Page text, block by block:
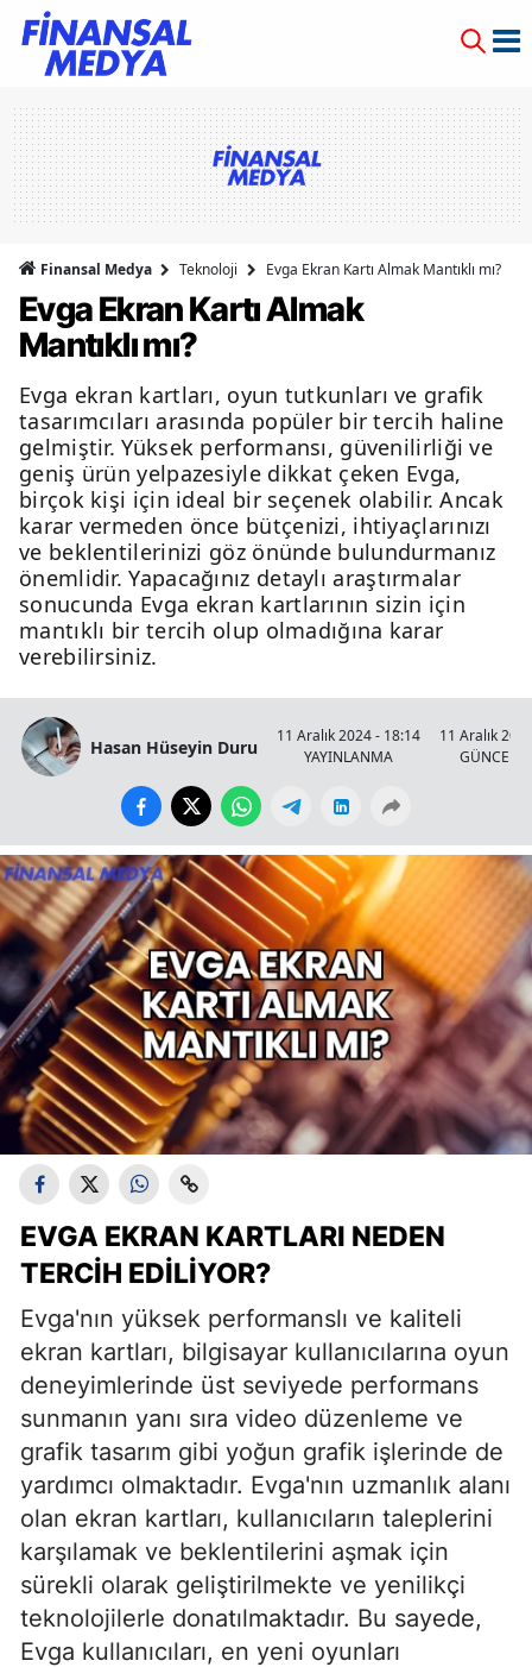
Finansal Medya Teknoloji Evga Ekran Kartı Almak Mantıklı mı?
Evga Ekran Kartı Almak
Mantıklı mı?
Evga ekran kartları, oyun tutkunları ve grafik
tasarımcıları arasında popüler bir tercih haline
gelmiştir. Yüksek performansı, güvenilirliği ve
geniş ürün yelpazesiyle dikkat çeken Evga,
birçok kişi için ideal bir seçenek olabilir. Ancak
karar vermeden önce bütçenizi, ihtiyaçlarınızı
ve beklentilerinizi göz önünde bulundurmanız
önemlidir. Yapacağınız detaylı araştırmalar
sonucunda Evga ekran kartlarının sizin için
mantıklı bir tercih olup olmadığına karar
verebilirsiniz.
Hasan Hüseyin Duru
11 Aralık 2024 - 18:14
YAYINLANMA
11 Aralık
EVGA EKRAN KARTLARI NEDEN
TERCIH EDILIYOR?
Evga'nın yüksek performanslı ve kaliteli
ekran kartları, bilgisayar kullanıcılarına oyun
deneyimlerinde üst seviyede performans
sunmanın yanı sıra video düzenleme ve
grafik tasarım gibi yoğun grafik işlerinde de
yardımcı olmaktadır. Evga'nın uzmanlık alanı
olan ekran kartları, kullanıcıların taleplerini
karşılamak ve beklentilerini aşmak için
sürekli olarak geliştirilmekte ve yenilikçi
teknolojilerle donatılmaktadır. Bu sayede,
Evga kullanıcıları, en yeni oyunları